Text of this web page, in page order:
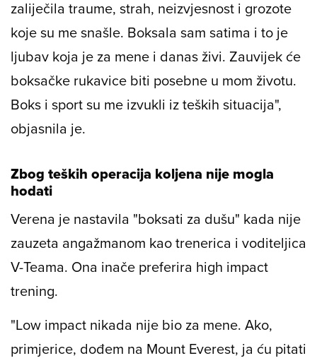
preuranjenom porodu moje kćeriTesse.
Nasreću, sve se dobro završilo, no boksom sam
zaliječila traume, strah, neizvjesnost i grozote
koje su me snašle. Boksala sam satima i to je
ljubav koja je za mene i danas živi. Zauvijek će
boksačke rukavice biti posebne u mom životu.
objasnila je.
Zbog teških operacija koljena nije mogla
hodati
Verena je nastavila "boksati za dušu" kada nije
zauzeta angažmanom kao trenerica i voditeljica
V-Teama. Ona inače preferira high impact
trening.